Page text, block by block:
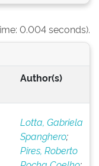
0.004 seconds).
Author(s)
Lotta, Gabriela
Spanghero;
Pires, Roberto